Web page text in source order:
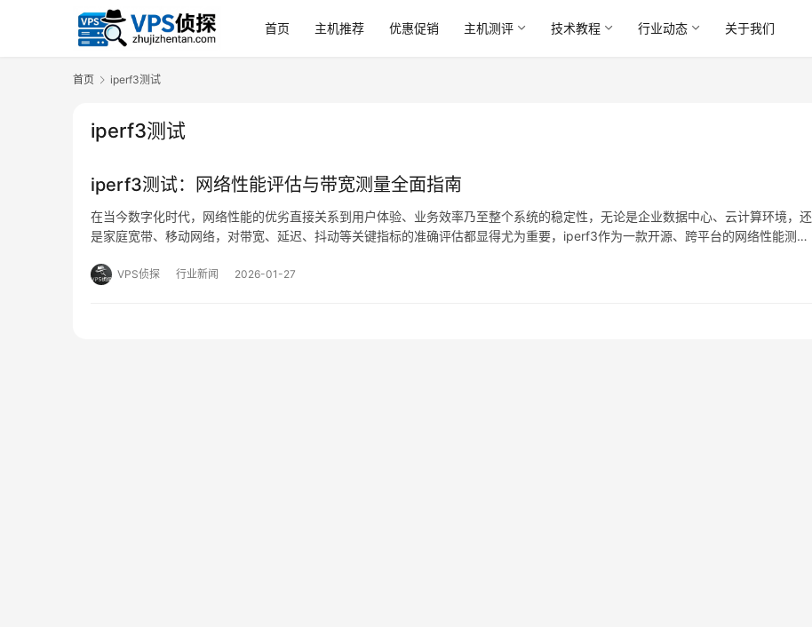
首页 主机推荐 优惠促销 主机测评 技术教程 行业动态 关于我们
首页 iperf3测试
iperf3测试
iperf3测试：网络性能评估与带宽测量全面指南
在当今数字化时代，网络性能的优劣直接关系到用户体验、业务效率乃至整个系统的稳定性，无论是企业数据中心、云计算环境，还
是家庭宽带、移动网络，对带宽、延迟、抖动等关键指标的准确评估都显得尤为重要，iperf3作为一款开源、跨平台的网络性能测试
VPS侦探 行业新闻 2026-01-27